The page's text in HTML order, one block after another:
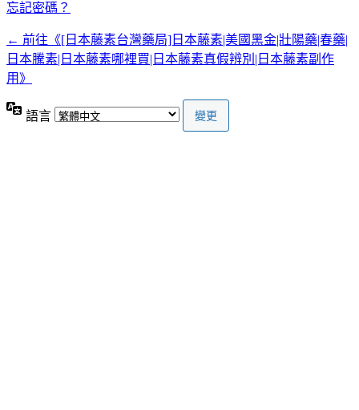
忘記密碼？
← 前往《[日本藤素台灣藥局]日本藤素|美國黑金|壯陽藥|春藥|
日本騰素|日本藤素哪裡買|日本藤素真假辨別|日本藤素副作
用》
語言